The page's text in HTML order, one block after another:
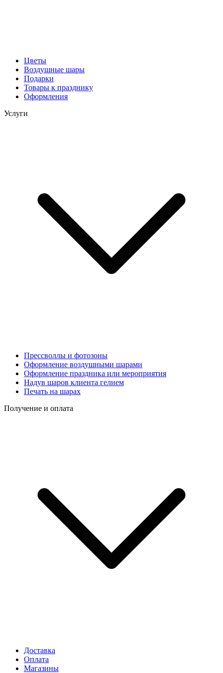
Цветы
Воздушные шары
Подарки
Товары к празднику
Оформления
Услуги
Прессволлы и фотозоны
Оформление воздушными шарами
Оформление праздника или мероприятия
Надув шаров клиента гелием
Печать на шарах
Получение и оплата
Доставка
Оплата
Магазины